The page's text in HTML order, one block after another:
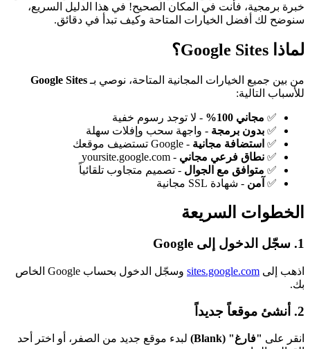
خبرة برمجية، فأنت في المكان الصحيح! في هذا الدليل السريع،
سنوضح لك أفضل الخيارات المتاحة وكيف تبدأ في دقائق.
لماذا Google Sites؟
من بين جميع الخيارات المجانية المتاحة، نوصي بـGoogle Sites
للأسباب التالية:
✅مجاني 100%
- لا توجد رسوم خفية
✅بدون برمجة- واجهة سحب وإفلات سهلة
✅استضافة مجانية- Google تستضيف موقعك
✅نطاق فرعي مجاني - yoursite.google.com
✅متوافق مع الجوال - تصميم متجاوب تلقائياً
✅آمن- شهادة SSL مجانية
الخطوات السريعة
1. سجّل الدخول إلى Google
اذهب إلى sites.google.com
وسجّل الدخول بحساب Google الخاص
بك.
2. أنشئ موقعاً جديداً
انقر على "فارغ" (Blank)
لبدء موقع جديد من الصفر، أو اختر أحد